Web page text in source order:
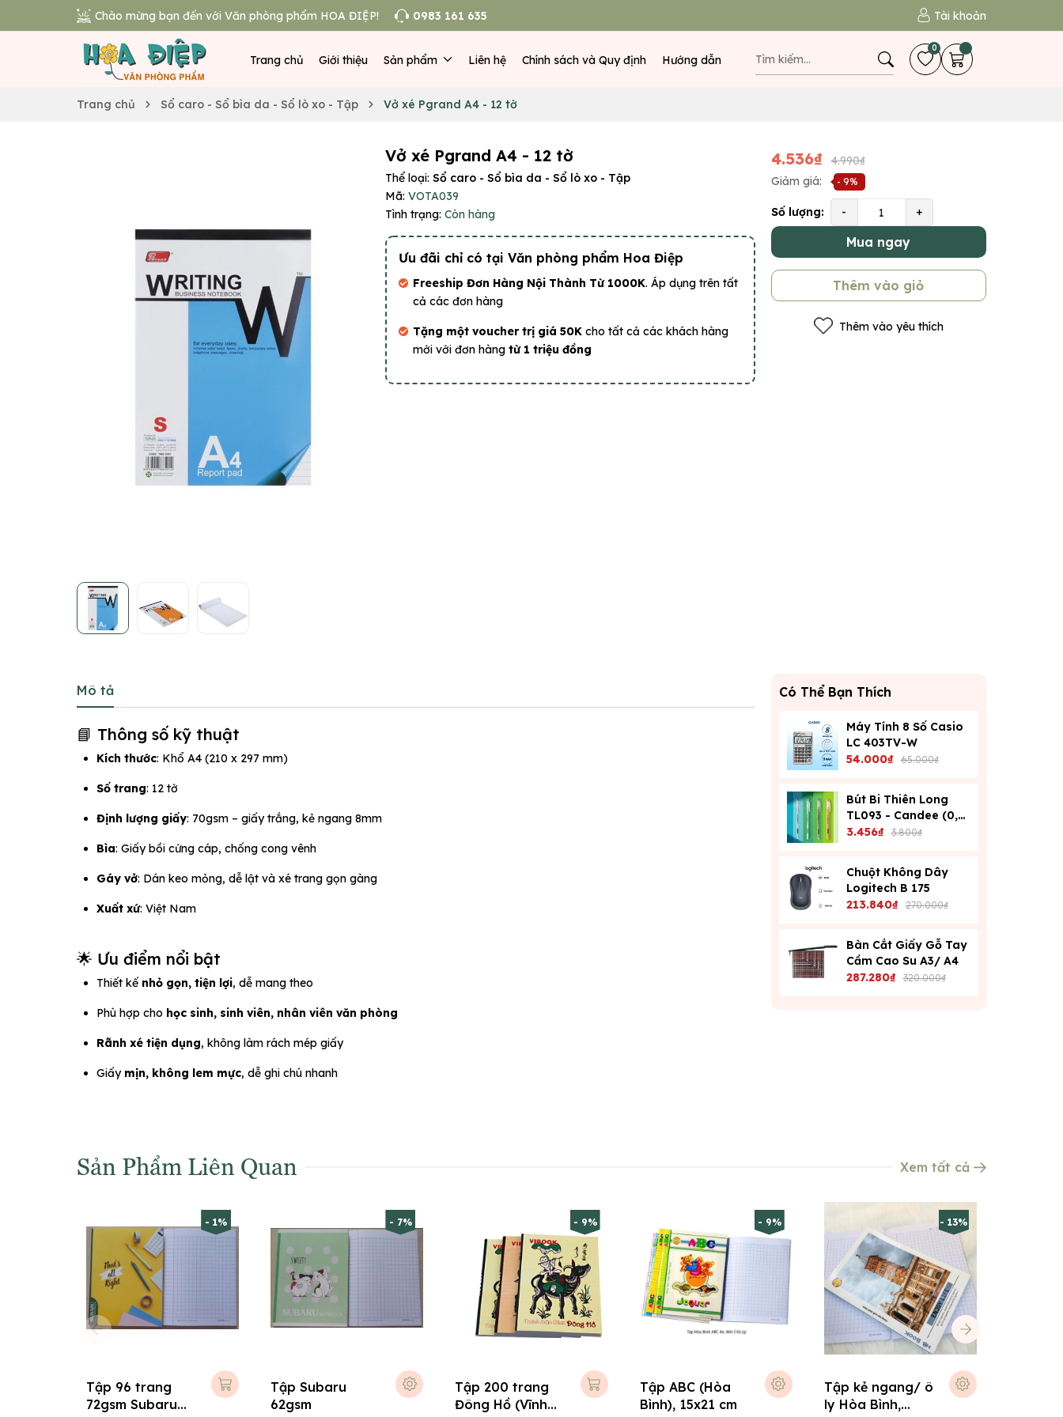
Chào mừng bạn đến với Văn phòng phẩm HOA ĐIỆP! 0983 161 635 Tài khoản
Trang chủ Giới thiệu Sản phẩm Liên hệ Chính sách và Quy định Hướng dẫn
0
Trang chủ Sổ caro - Sổ bìa da - Sổ lò xo - Tập Vở xé Pgrand A4 - 12 tờ
Vở xé Pgrand A4 - 12 tờ
Thể loại: Sổ caro - Sổ bìa da - Sổ lò xo - Tập
Mã: VOTA039
Tình trạng: Còn hàng
Ưu đãi chỉ có tại Văn phòng phẩm Hoa Điệp
Freeship Đơn Hàng Nội Thành Từ 1000K. Áp dụng trên tất
cả các đơn hàng
Tặng một voucher trị giá 50K cho tất cả các khách hàng
mới với đơn hàng từ 1 triệu đồng
4.536₫
4.990₫
Giảm giá:
- 9%
Số lượng: - +
Mua ngay
Thêm vào giỏ
Thêm vào yêu thích
Có Thể Bạn Thích
Máy Tính 8 Số Casio
LC 403TV-W
54.000₫ 65.000₫
Bút Bi Thiên Long
TL093 - Candee (0,6
Mm) - Xanh
3.456₫ 3.800₫
Chuột Không Dây
Logitech B 175
213.840₫ 270.000₫
Bàn Cắt Giấy Gỗ Tay
Cầm Cao Su A3/ A4
287.280₫ 320.000₫
Mô tả
📘 Thông số kỹ thuật
Kích thước: Khổ A4 (210 x 297 mm)
Số trang: 12 tờ
Định lượng giấy: 70gsm – giấy trắng, kẻ ngang 8mm
Bìa: Giấy bồi cứng cáp, chống cong vênh
Gáy vở: Dán keo mỏng, dễ lật và xé trang gọn gàng
Xuất xứ: Việt Nam
🌟 Ưu điểm nổi bật
Thiết kế nhỏ gọn, tiện lợi, dễ mang theo
Phù hợp cho học sinh, sinh viên, nhân viên văn phòng
Rãnh xé tiện dụng, không làm rách mép giấy
Giấy mịn, không lem mực, dễ ghi chú nhanh
Sản Phẩm Liên Quan Xem tất cả
- 1%
Tập 96 trang
72gsm Subaru
- 7%
Tập Subaru
62gsm
- 9%
Tập 200 trang
Đông Hồ (Vĩnh
- 9%
Tập ABC (Hòa
Bình), 15x21 cm
- 13%
Tập kẻ ngang/ ô
ly Hòa Bình,